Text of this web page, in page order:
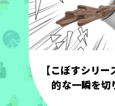
【こぼすシリ
的な一瞬を切